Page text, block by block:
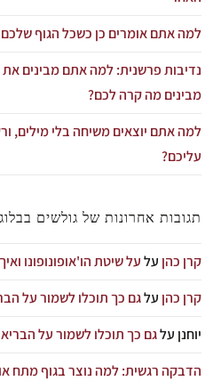
למה אתם אומרים כן כשכל הגוף
נדיבות פרשנית: למה אתם מבינים
מבינים מה קרה לכם?
למה אתם יוצאים משיחה בלי מילים,
עליכם?
תגובות אחרונות של גולשים
קרן כהן עלעל שיטת הו'אופונופונו
קרן כהן עלגם כך תוכלו לשמור על
יוחנן עלגם כך תוכלו לשמור על
הדבקה רגשית: למה נוצר בגוף מתח